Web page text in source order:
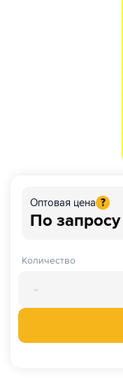
Оптовая цена ?
По запросу
Количество
-